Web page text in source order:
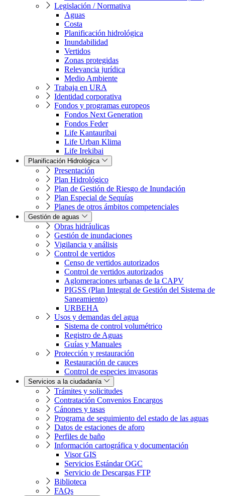
Legislación / Normativa
Aguas
Costa
Planificación hidrológica
Inundabilidad
Vertidos
Zonas protegidas
Relevancia jurídica
Medio Ambiente
Trabaja en URA
Identidad corporativa
Fondos y programas europeos
Fondos Next Generation
Fondos Feder
Life Kantauribai
Life Urban Klima
Life Irekibai
Planificación Hidrológica
Presentación
Plan Hidrológico
Plan de Gestión de Riesgo de Inundación
Plan Especial de Sequías
Planes de otros ámbitos competenciales
Gestión de aguas
Obras hidráulicas
Gestión de inundaciones
Vigilancia y análisis
Control de vertidos
Censo de vertidos autorizados
Control de vertidos autorizados
Aglomeraciones urbanas de la CAPV
PIGSS (Plan Integral de Gestión del Sistema de
Saneamiento)
URBEHA
Usos y demandas del agua
Sistema de control volumétrico
Registro de Aguas
Guías y Manuales
Protección y restauración
Restauración de cauces
Control de especies invasoras
Servicios a la ciudadanía
Trámites y solicitudes
Contratación Convenios Encargos
Cánones y tasas
Programa de seguimiento del estado de las aguas
Datos de estaciones de aforo
Perfiles de baño
Información cartográfica y documentación
Visor GIS
Servicios Estándar OGC
Servicio de Descargas FTP
Biblioteca
FAQs